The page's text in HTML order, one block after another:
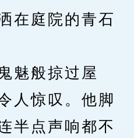
庭院的青石
般掠过屋
人惊叹。他脚
半点声响都不